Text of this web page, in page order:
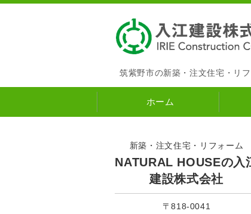
筑紫野市の新築・注文住宅・リ
ホーム
新築・注文住宅・リフォーム
NATURAL HOUSEの入
建設株式会社
〒818-0041